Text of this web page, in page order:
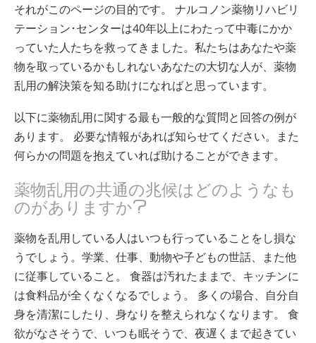
それがこのページの目的です。 ナルコノン薬物リハビリ
テーション･センターは40年以上にわたって中毒にかか
っていた人たちを救ってきました。私たちはあなたや薬
物を取っているかもしれないあなたの大切な人が、薬物
乱用の解決策を知る助けになればと思っています。
以下に薬物乱用に関する最も一般的な質問と回答の例が
あります。 必要な情報があれば知らせてください。また
何らかの問題を抱えていれば助けることができます。
薬物乱用の共通の兆候はどのようなも
のがありますか?
薬物を乱用している人はいつも行っていることをし損な
うでしょう。学業、仕事、動物や子どもの世話、また他
に従事していること。 食器は汚れたままで、キッチンに
は食料品が全くなくなるでしょう。 多くの場合、自分自
身を清潔にしたり、身なりを整えられなくなります。 食
欲がなさそうで、いつも眠そうで、夜遅くまで起きてい